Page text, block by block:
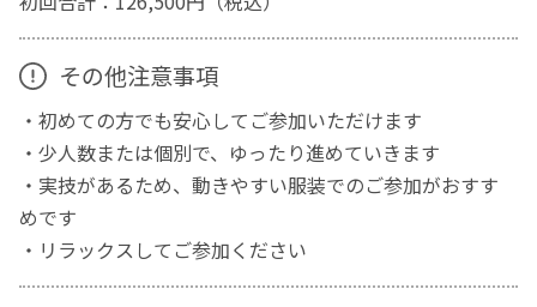
その他注意事項
・初めての方でも安心してご参加いただけます
・少人数または個別で、ゆったり進めていきます
・実技があるため、動きやすい服装でのご参加がおすす
めです
・リラックスしてご参加ください